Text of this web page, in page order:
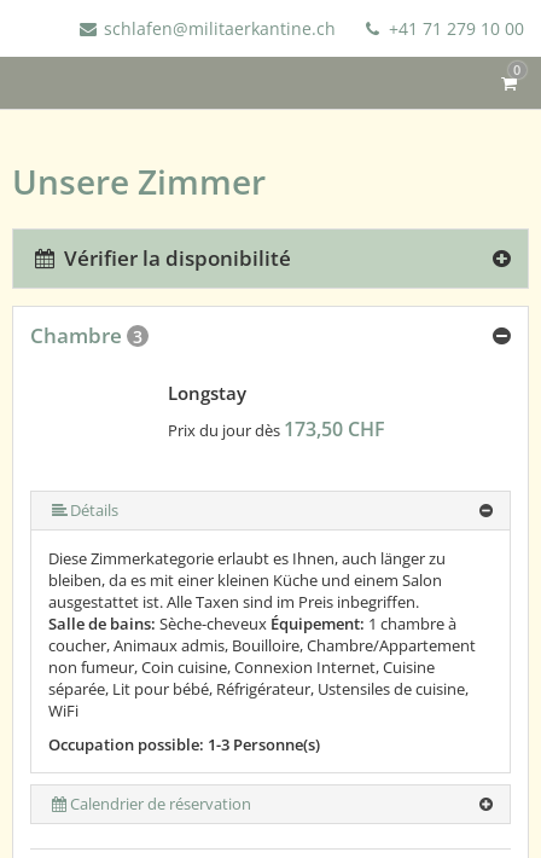
schlafen@militaerkantine.ch +41 71 279 10 00
0
Unsere Zimmer
Vérifier la disponibilité
Chambre 3
Longstay
Prix du jour dès 173,50 CHF
Détails
Diese Zimmerkategorie erlaubt es Ihnen, auch länger zu
bleiben, da es mit einer kleinen Küche und einem Salon
ausgestattet ist. Alle Taxen sind im Preis inbegriffen.
Salle de bains: Sèche-cheveux Équipement: 1 chambre à
coucher, Animaux admis, Bouilloire, Chambre/Appartement
non fumeur, Coin cuisine, Connexion Internet, Cuisine
séparée, Lit pour bébé, Réfrigérateur, Ustensiles de cuisine,
WiFi
Occupation possible: 1-3 Personne(s)
Calendrier de réservation